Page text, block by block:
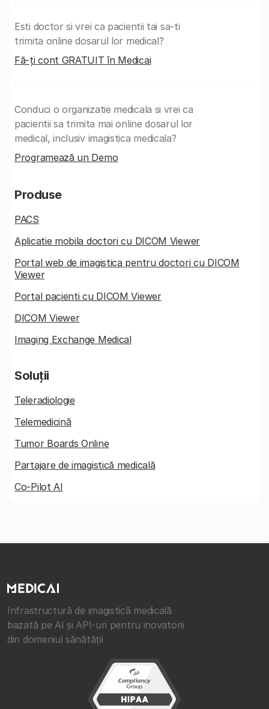
Esti doctor si vrei ca pacientii tai sa-ti
trimita online dosarul lor medical?
Fă-ți cont GRATUIT în Medicai
Conduci o organizatie medicala si vrei ca
pacientii sa trimita mai online dosarul lor
medical, inclusiv imagistica medicala?
Programează un Demo
Produse
PACS
Aplicatie mobila doctori cu DICOM Viewer
Portal web de imagistica pentru doctori cu DICOM
Viewer
Portal pacienti cu DICOM Viewer
DICOM Viewer
Imaging Exchange Medical
Soluții
Teleradiologie
Telemedicină
Tumor Boards Online
Partajare de imagistică medicală
Co-Pilot AI
Infrastructură de imagistică medicală
bazată pe AI și API-uri pentru inovatorii
din domeniul sănătății